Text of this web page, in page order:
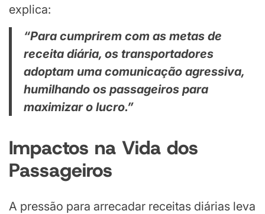
explica:
“Para cumprirem com as metas de
receita diária, os transportadores
adoptam uma comunicação agressiva,
humilhando os passageiros para
maximizar o lucro.”
Impactos na Vida dos
Passageiros
A pressão para arrecadar receitas diárias leva